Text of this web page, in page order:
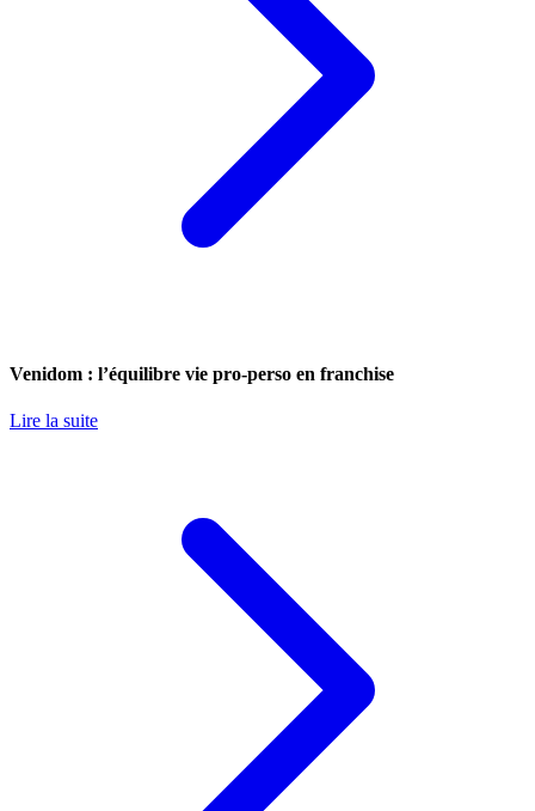
Venidom : l’équilibre vie pro-perso en franchise
Lire la suite